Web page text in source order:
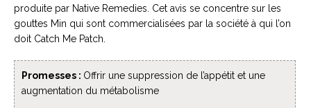
produite par Native Remedies. Cet avis se concentre sur les
gouttes Min qui sont commercialisées par la société à qui l’on
doit Catch Me Patch.
Promesses : Offrir une suppression de l’appétit et une
augmentation du métabolisme